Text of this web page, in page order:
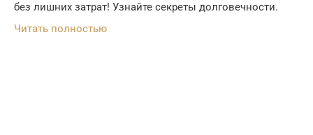
без лишних затрат! Узнайте секреты долговечности.
Читать полностью